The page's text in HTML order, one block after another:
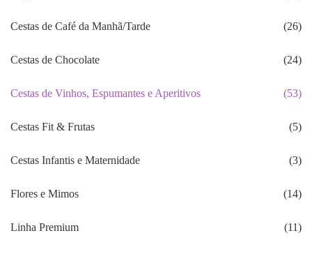
Cestas de Café da Manhã/Tarde (26)
Cestas de Chocolate (24)
Cestas de Vinhos, Espumantes e Aperitivos (53)
Cestas Fit & Frutas (5)
Cestas Infantis e Maternidade (3)
Flores e Mimos (14)
Linha Premium (11)